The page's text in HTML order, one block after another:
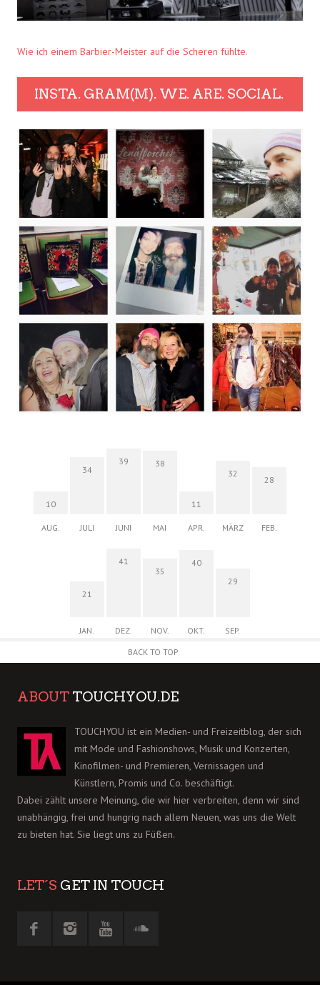
Wie ich einem Barbier-Meister auf die Scheren fühlte.
INSTA. GRAM(M). WE. ARE. SOCIAL.
10
AUG.
34
JULI
39
JUNI
38
MAI
11
APR.
32
MÄRZ
28
FEB.
21
JAN.
41
DEZ.
35
NOV.
40
OKT.
29
SEP.
BACK TO TOP
ABOUT TOUCHYOU.DE
TOUCHYOU ist ein Medien- und Freizeitblog, der sich
mit Mode und Fashionshows, Musik und Konzerten,
Kinofilmen- und Premieren, Vernissagen und
Künstlern, Promis und Co. beschäftigt.
Dabei zählt unsere Meinung, die wir hier verbreiten, denn wir sind
unabhängig, frei und hungrig nach allem Neuen, was uns die Welt
zu bieten hat. Sie liegt uns zu Füßen.
LET´S GET IN TOUCH